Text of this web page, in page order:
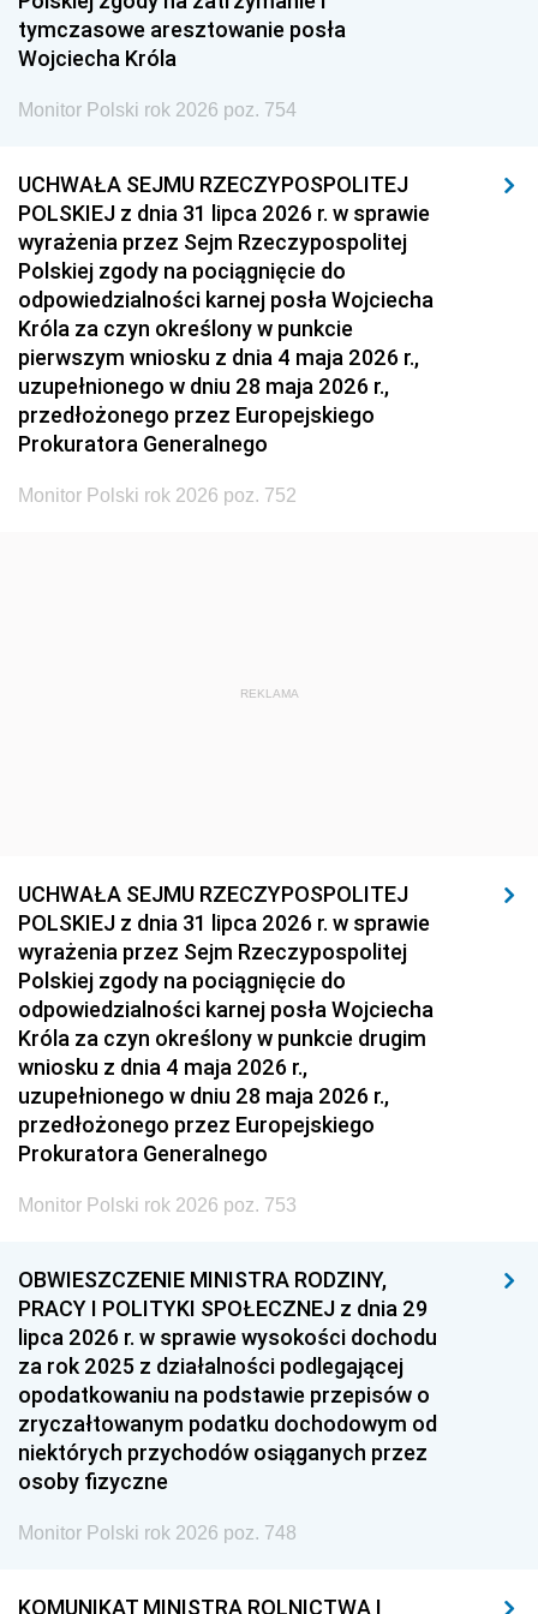
1948 1947
1939
tymczasowe aresztowanie posła
Wojciecha Króla
Monitor Polski rok 2026 poz. 754
UCHWAŁA SEJMU RZECZYPOSPOLITEJ
POLSKIEJ z dnia 31 lipca 2026 r. w sprawie
wyrażenia przez Sejm Rzeczypospolitej
Polskiej zgody na pociągnięcie do
odpowiedzialności karnej posła Wojciecha
Króla za czyn określony w punkcie
pierwszym wniosku z dnia 4 maja 2026 r.,
uzupełnionego w dniu 28 maja 2026 r.,
przedłożonego przez Europejskiego
Prokuratora Generalnego
Monitor Polski rok 2026 poz. 752
REKLAMA
UCHWAŁA SEJMU RZECZYPOSPOLITEJ
POLSKIEJ z dnia 31 lipca 2026 r. w sprawie
wyrażenia przez Sejm Rzeczypospolitej
Polskiej zgody na pociągnięcie do
odpowiedzialności karnej posła Wojciecha
Króla za czyn określony w punkcie drugim
wniosku z dnia 4 maja 2026 r.,
uzupełnionego w dniu 28 maja 2026 r.,
przedłożonego przez Europejskiego
Prokuratora Generalnego
Monitor Polski rok 2026 poz. 753
OBWIESZCZENIE MINISTRA RODZINY,
PRACY I POLITYKI SPOŁECZNEJ z dnia 29
lipca 2026 r. w sprawie wysokości dochodu
za rok 2025 z działalności podlegającej
opodatkowaniu na podstawie przepisów o
zryczałtowanym podatku dochodowym od
niektórych przychodów osiąganych przez
osoby fizyczne
Monitor Polski rok 2026 poz. 748
KOMUNIKAT MINISTRA ROLNICTWA I